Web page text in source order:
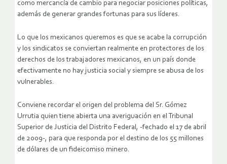
como mercancía de cambio para negociar posiciones políticas,
además de generar grandes fortunas para sus líderes.
Lo que los mexicanos queremos es que se acabe la corrupción
y los sindicatos se conviertan realmente en protectores de los
derechos de los trabajadores mexicanos, en un país donde
efectivamente no hay justicia social y siempre se abusa de los
vulnerables.
Conviene recordar el origen del problema del Sr. Gómez
Urrutia quien tiene abierta una averiguación en el Tribunal
Superior de Justicia del Distrito Federal, -fechado el 17 de abril
de 2009-, para que responda por el destino de los 55 millones
de dólares de un fideicomiso minero.